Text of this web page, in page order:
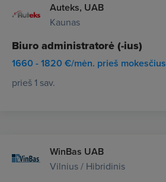
Auteks, UAB
Kaunas
Biuro administratorė (-ius)
1660 - 1820 €/mėn. prieš mokesčius
prieš 1 sav.
WinBas UAB
Vilnius / Hibridinis